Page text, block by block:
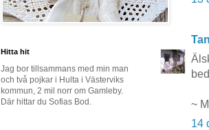
~
14
Hitta hit
Jag bor tillsammans med min man
och två pojkar i Hulta i Västerviks
kommun, 2 mil norr om Gamleby.
Där hittar du Sofias Bod.